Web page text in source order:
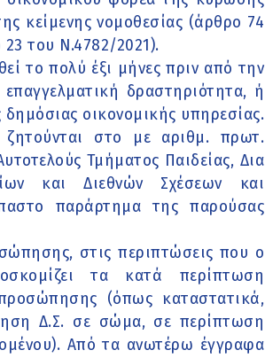
κείμενης νομοθεσίας (άρθρο 74
του Ν.4782/2021).
το πολύ έξι μήνες πριν από την
δραστηριότητα, ή
οικονομικής υπηρεσίας.
στο με αριθμ. πρωτ.
Τμήματος Παιδείας, Δια
και Διεθνών Σχέσεων και
παράρτημα της παρούσας
στις περιπτώσεις που ο
τα κατά περίπτωση
(όπως καταστατικά,
Δ.Σ. σε σώμα, σε περίπτωση
Από τα ανωτέρω έγγραφα